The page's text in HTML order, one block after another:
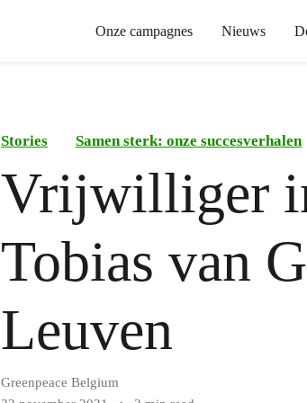
Onze campagnes Nieuws
Stories Samen sterk: onze succesverhalen
Vrijwilliger
Tobias van
Leuven
Greenpeace Belgium